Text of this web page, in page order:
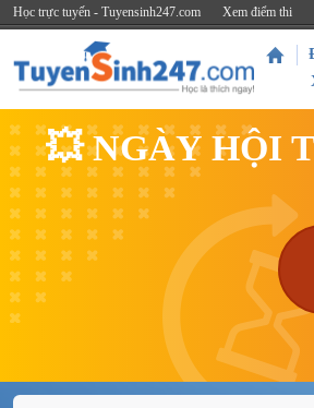
Học trực tuyến - Tuyensinh247.com Xem điểm thi
💥 NGÀY HỘI